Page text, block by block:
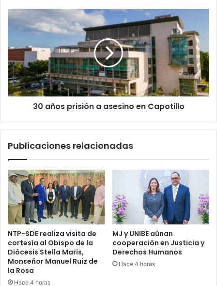
Patria
asesino
en
Capotillo
30 años prisión a asesino en Capotillo
Publicaciones relacionadas
NTP-SDE realiza visita de
cortesía al Obispo de la
Diócesis Stella Maris,
Monseñor Manuel Ruiz de
la Rosa
Hace 4 horas
MJ y UNIBE aúnan
cooperación en Justicia y
Derechos Humanos
Hace 4 horas